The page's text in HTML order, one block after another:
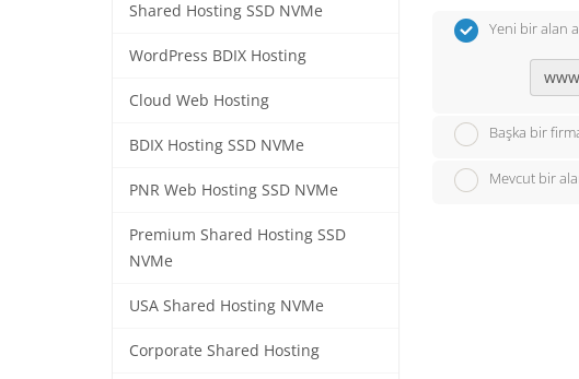
Shared Hosting SSD NVMe
WordPress BDIX Hosting
Cloud Web Hosting
BDIX Hosting SSD NVMe
PNR Web Hosting SSD NVMe
Premium Shared Hosting SSD
NVMe
USA Shared Hosting NVMe
Corporate Shared Hosting
Yeni bir alan
Başka bir
Mevcut bir